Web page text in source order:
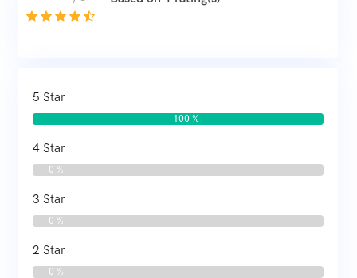
5 Star
100 %
4 Star
0 %
3 Star
0 %
2 Star
0 %